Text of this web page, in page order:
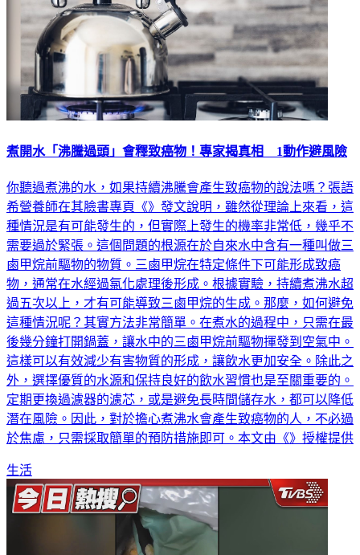
煮開水「沸騰過頭」會釋致癌物！專家揭真相 1動作避風險
你聽過煮沸的水，如果持續沸騰會產生致癌物的說法嗎？張語
希營養師在其臉書專頁《》發文說明，雖然從理論上來看，這
種情況是有可能發生的，但實際上發生的機率非常低，幾乎不
需要過於緊張。這個問題的根源在於自來水中含有一種叫做三
鹵甲烷前驅物的物質。三鹵甲烷在特定條件下可能形成致癌
物，通常在水經過氯化處理後形成。根據實驗，持續煮沸水超
過五次以上，才有可能導致三鹵甲烷的生成。那麼，如何避免
這種情況呢？其實方法非常簡單。在煮水的過程中，只需在最
後幾分鐘打開鍋蓋，讓水中的三鹵甲烷前驅物揮發到空氣中。
這樣可以有效減少有害物質的形成，讓飲水更加安全。除此之
外，選擇優質的水源和保持良好的飲水習慣也是至關重要的。
定期更換過濾器的濾芯，或是避免長時間儲存水，都可以降低
潛在風險。因此，對於擔心煮沸水會產生致癌物的人，不必過
於焦慮，只需採取簡單的預防措施即可。本文由《》授權提供
生活